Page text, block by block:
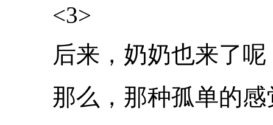
<3>
后来，奶奶也来了呢
那么，那种孤单的感